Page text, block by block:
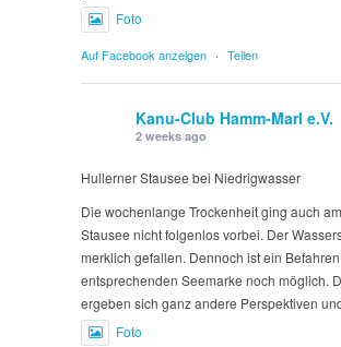
Foto
Auf Facebook anzeigen · Teilen
Kanu-Club Hamm-Marl e.V.
2 weeks ago
Hullerner Stausee bei Niedrigwasser
Die wochenlange Trockenheit ging auch
Stausee nicht folgenlos vorbei. Der
merklich gefallen. Dennoch ist ein
entsprechenden Seemarke noch möglich.
ergeben sich ganz andere Perspektiven
Foto